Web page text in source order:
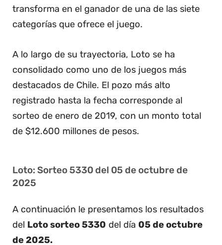
transforma en el ganador de una de las siete
categorías que ofrece el juego.
A lo largo de su trayectoria, Loto se ha
consolidado como uno de los juegos más
destacados de Chile. El pozo más alto
registrado hasta la fecha corresponde al
sorteo de enero de 2019, con un monto total
de $12.600 millones de pesos.
Loto: Sorteo 5330 del 05 de octubre de
2025
A continuación le presentamos los resultados
del Loto sorteo 5330 del día 05 de octubre
de 2025.